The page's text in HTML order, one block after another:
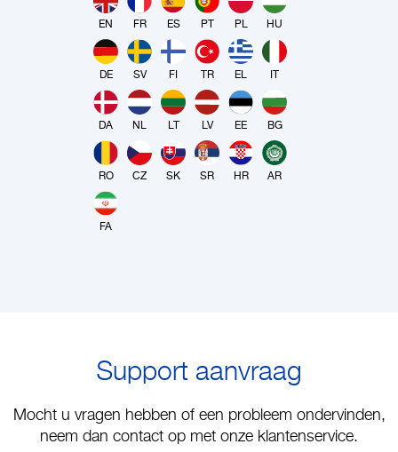
EN FR ES PT PL HU
DE SV FI TR EL IT
DA NL LT LV EE BG
RO CZ SK SR HR AR
FA
Support aanvraag
Mocht u vragen hebben of een probleem ondervinden,
neem dan contact op met onze klantenservice.